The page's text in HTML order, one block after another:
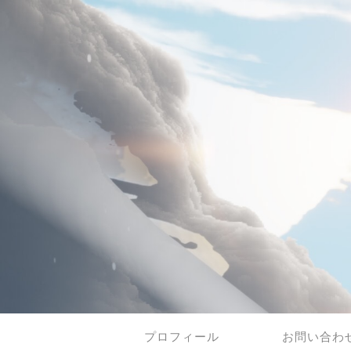
プロフィール お問い合わ